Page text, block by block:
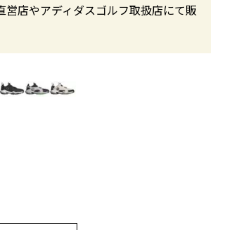
店やアディダスゴルフ取扱店にて販